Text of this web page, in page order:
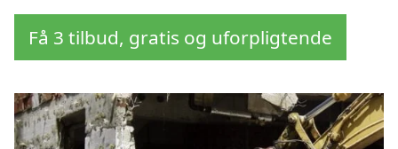
Få 3 tilbud, gratis og uforpligtende